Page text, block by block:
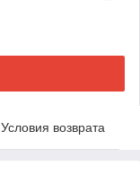
Условия возврата